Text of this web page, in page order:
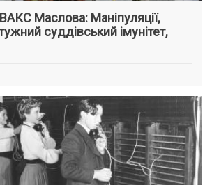
Маслова: Маніпуляції,
суддівський імунітет,